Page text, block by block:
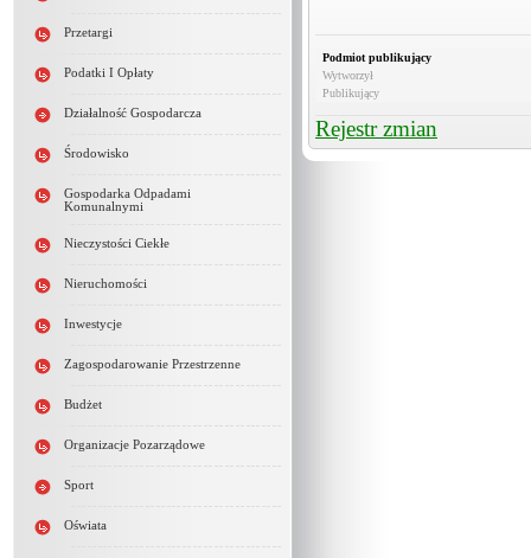
Przetargi
Podatki I Opłaty
Działalność Gospodarcza
Środowisko
Gospodarka Odpadami
Komunalnymi
Nieczystości Ciekłe
Nieruchomości
Inwestycje
Zagospodarowanie Przestrzenne
Budżet
Organizacje Pozarządowe
Sport
Oświata
Podmiot publikujący
Wytworzył
Publikujący
Rejestr zmian